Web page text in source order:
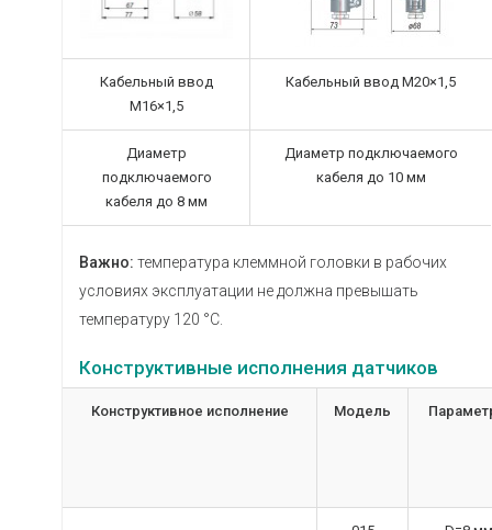
Кабельный ввод
М16×1,5
Кабельный ввод М20×1,5
Диаметр
подключаемого
кабеля до 8 мм
Диаметр подключаемого
кабеля до 10 мм
Важно: температура клеммной головки в рабочих
условиях эксплуатации не должна превышать
температуру 120 °С.
Конструктивные исполнения датчиков
Конструктивное исполнение Модель